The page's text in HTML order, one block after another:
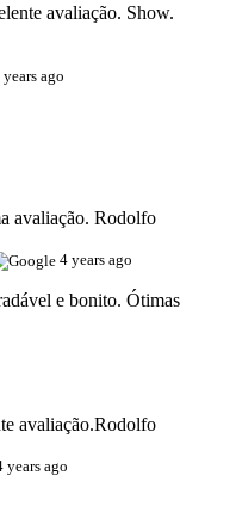
avaliação. Show.
years ago
avaliação. Rodolfo
4 years ago
e bonito. Ótimas
avaliação.Rodolfo
years ago